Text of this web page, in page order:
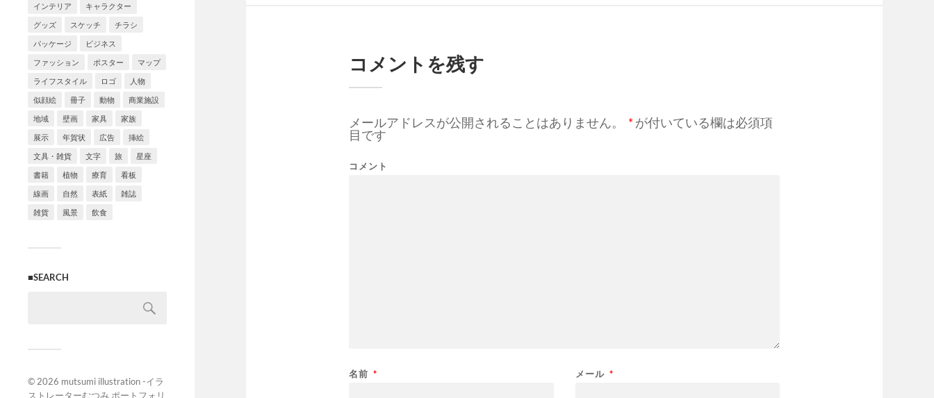
インテリア キャラクター
グッズ スケッチ チラシ
パッケージ ビジネス
ファッション ポスター マップ
ライフスタイル ロゴ 人物
似顔絵 冊子 動物 商業施設
地域 壁画 家具 家族
展示 年賀状 広告 挿絵
文具・雑貨 文字 旅 星座
書籍 植物 療育 看板
線画 自然 表紙 雑誌
雑貨 風景 飲食
■SEARCH
© 2026 mutsumi illustration -イラ
ストレーターむつみ ポートフォリ
コメントを残す
メールアドレスが公開されることはありません。 *が付いている欄は必須項
目です
コメント
名前 * メール *